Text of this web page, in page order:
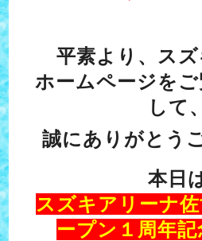
平素より、スズ
ホームページを
して、
誠にありがとう
本日は
スズキアリーナ
ープン１周年